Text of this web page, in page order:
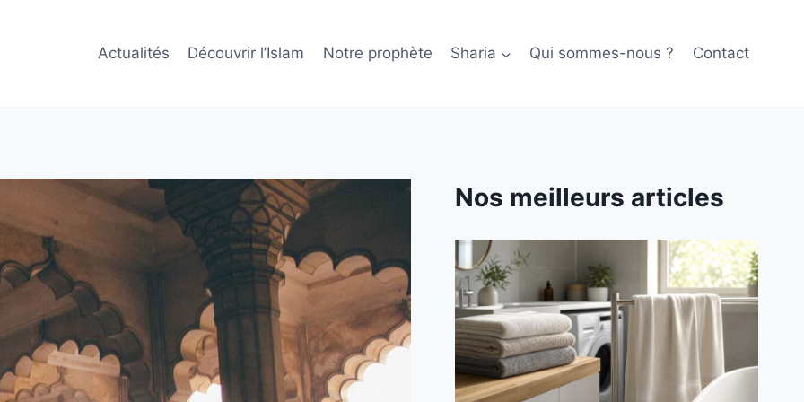
Actualités Découvrir l’Islam Notre prophète Sharia Qui sommes-nous ? Contact
Nos meilleurs articles